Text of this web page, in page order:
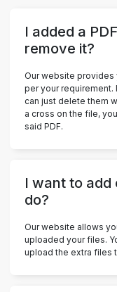
I added a
remove it?
Our website provides
per your
can just delete them
a cross on the file,
said PDF.
I want to add
do?
Our website allows
uploaded your files.
upload the extra files